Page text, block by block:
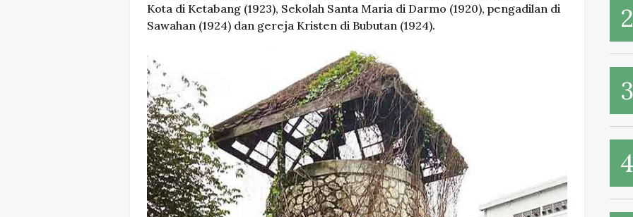
Kota di Ketabang (1923), Sekolah Santa Maria di Darmo (1920), pengadilan di
Sawahan (1924) dan gereja Kristen di Bubutan (1924).